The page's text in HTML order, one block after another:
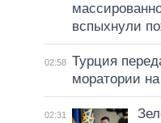
вспыхнули
02:58 Турция
моратории
02:31